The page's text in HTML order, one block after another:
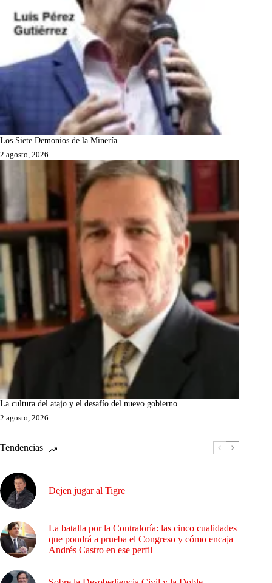
Los Siete Demonios de la Minería
2 agosto, 2026
La cultura del atajo y el desafío del nuevo gobierno
2 agosto, 2026
Tendencias
Dejen jugar al Tigre
La batalla por la Contraloría: las cinco cualidades
que pondrá a prueba el Congreso y cómo encaja
Andrés Castro en ese perfil